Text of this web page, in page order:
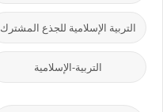
التربية الإسلامية للجذع المشترك
التربية-الإسلامية